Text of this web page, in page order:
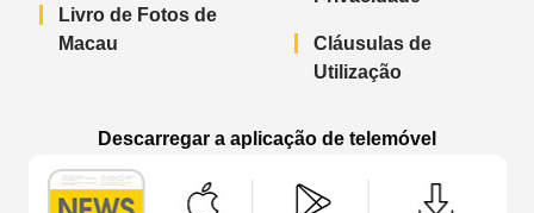
Livro de Fotos de
Macau
Cláusulas de
Utilização
Descarregar a aplicação de telemóvel